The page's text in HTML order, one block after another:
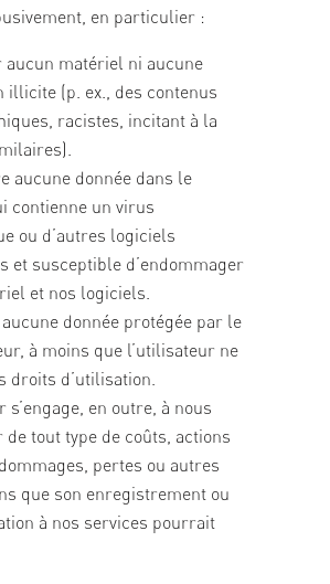
en particulier :
aucun matériel ni aucune
illicite (p. ex., des contenus
racistes, incitant à la
aucune donnée dans le
contienne un virus
ou d’autres logiciels
et susceptible d’endommager
et nos logiciels.
donnée protégée par le
à moins que l’utilisateur ne
droits d’utilisation.
s’engage, en outre, à nous
tout type de coûts, actions
pertes ou autres
que son enregistrement ou
à nos services pourrait